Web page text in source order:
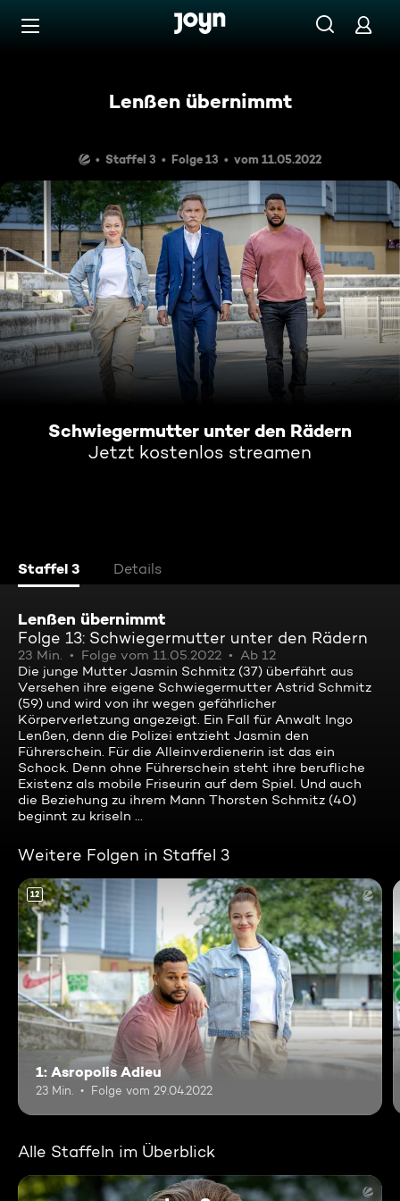
Zum Inhalt springen
Lenßen übernimmt
Staffel 3 Folge 13 vom 11.05.2022
Schwiegermutter unter den Rädern
Jetzt kostenlos streamen
Staffel 3 Details
Lenßen übernimmt
Folge 13: Schwiegermutter unter den Rädern
23 Min. Folge vom 11.05.2022
Ab 12
Die junge Mutter Jasmin Schmitz (37) überfährt aus
Versehen ihre eigene Schwiegermutter Astrid Schmitz
(59) und wird von ihr wegen gefährlicher
Körperverletzung angezeigt. Ein Fall für Anwalt Ingo
Lenßen, denn die Polizei entzieht Jasmin den
Führerschein. Für die Alleinverdienerin ist das ein
Schock. Denn ohne Führerschein steht ihre berufliche
Existenz als mobile Friseurin auf dem Spiel. Und auch
die Beziehung zu ihrem Mann Thorsten Schmitz (40)
beginnt zu kriseln ...
Weitere Folgen in Staffel 3
12
1: Asropolis Adieu
23 Min. Folge vom 29.04.2022
Alle Staffeln im Überblick